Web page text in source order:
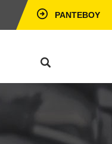
ΡΑΝΤΕΒΟΎ